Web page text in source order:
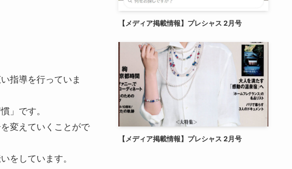
指導を行っていま
」です。
変えていくことがで
をしています。
【メディア掲載情報】プレシャス 2月号
【メディア掲載情報】プレシャス 2月号